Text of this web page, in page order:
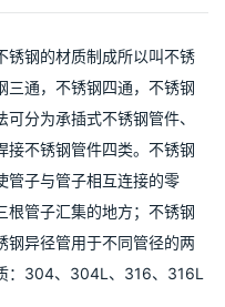
锈钢的材质制成所以叫不锈
三通，不锈钢四通，不锈钢
分为承插式不锈钢管件、
接不锈钢管件四类。不锈钢
管子与管子相互连接的零
根管子汇集的地方；不锈钢
钢异径管用于不同管径的两
：304、304L、316、316L